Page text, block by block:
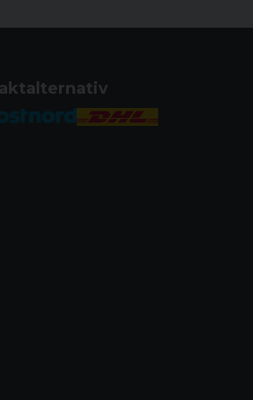
stil till din egen stil med tillbehör
tvålägessäkerhet, blockerar både
och slagstiftsstatus.